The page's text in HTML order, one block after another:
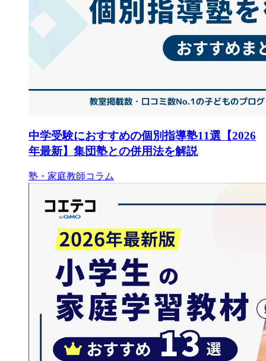
中学受験におすすめの個別指導塾11選【2026
年最新】集団塾との併用法を解説
塾・家庭教師コラム